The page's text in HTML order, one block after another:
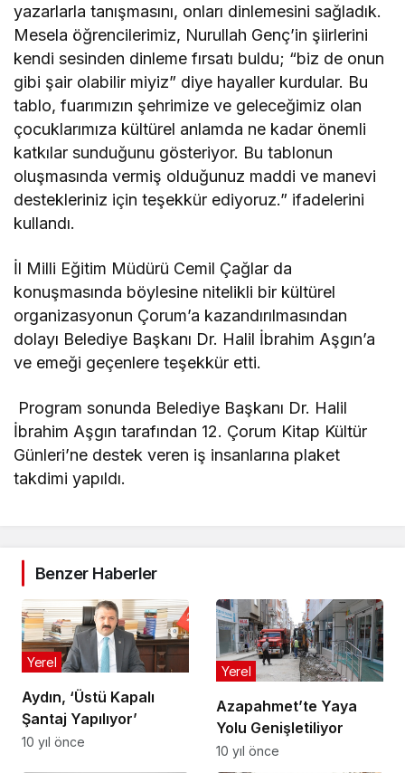
yazarlarla tanışmasını, onları dinlemesini sağladık.
Mesela öğrencilerimiz, Nurullah Genç’in şiirlerini
kendi sesinden dinleme fırsatı buldu; “biz de onun
gibi şair olabilir miyiz” diye hayaller kurdular. Bu
tablo, fuarımızın şehrimize ve geleceğimiz olan
çocuklarımıza kültürel anlamda ne kadar önemli
katkılar sunduğunu gösteriyor. Bu tablonun
oluşmasında vermiş olduğunuz maddi ve manevi
destekleriniz için teşekkür ediyoruz.” ifadelerini
kullandı.
İl Milli Eğitim Müdürü Cemil Çağlar da
konuşmasında böylesine nitelikli bir kültürel
organizasyonun Çorum’a kazandırılmasından
dolayı Belediye Başkanı Dr. Halil İbrahim Aşgın’a
ve emeği geçenlere teşekkür etti.
Program sonunda Belediye Başkanı Dr. Halil
İbrahim Aşgın tarafından 12. Çorum Kitap Kültür
Günleri’ne destek veren iş insanlarına plaket
takdimi yapıldı.
Benzer Haberler
Aydın, ‘Üstü Kapalı
Şantaj Yapılıyor’
Yerel
10 yıl önce
Azapahmet’te Yaya
Yolu Genişletiliyor
Yerel
10 yıl önce